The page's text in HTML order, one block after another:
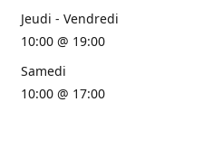
Jeudi - Vendredi
10:00 @ 19:00
Samedi
10:00 @ 17:00